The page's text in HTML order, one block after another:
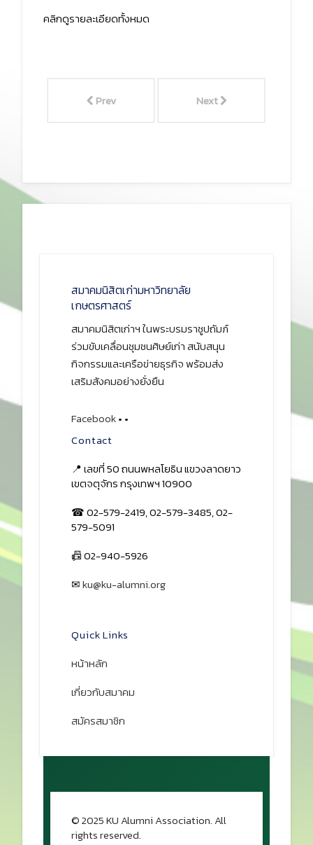
คลิกดูรายละเอียดทั้งหมด
Prev Next
สมาคมนิสิตเก่ามหาวิทยาลัย
เกษตรศาสตร์
สมาคมนิสิตเก่าฯ ในพระบรมราชูปถัมภ์
ร่วมขับเคลื่อนชุมชนศิษย์เก่า สนับสนุน
กิจกรรมและเครือข่ายธุรกิจ พร้อมส่ง
เสริมสังคมอย่างยั่งยืน
Facebook• •
Contact
📍 เลขที่ 50 ถนนพหลโยธิน แขวงลาดยาว
เขตจตุจักร กรุงเทพฯ 10900
☎ 02-579-2419, 02-579-3485, 02-
579-5091
📠 02-940-5926
✉ku@ku-alumni.org
Quick Links
หน้าหลัก
เกี่ยวกับสมาคม
สมัครสมาชิก
© 2025 KU Alumni Association. All
rights reserved.